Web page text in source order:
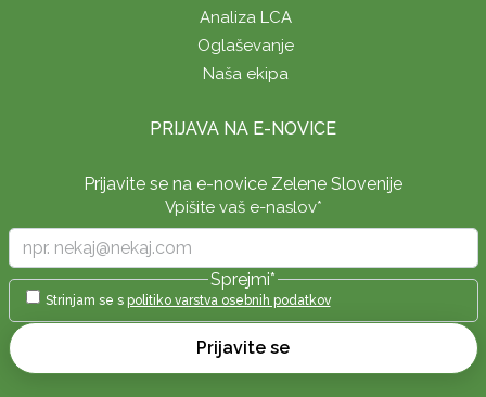
Analiza LCA
Oglaševanje
Naša ekipa
PRIJAVA NA E-NOVICE
Prijavite se na e-novice Zelene Slovenije
Vpišite vaš e-naslov*
Sprejmi*
Strinjam se s politiko varstva osebnih podatkov
Prijavite se